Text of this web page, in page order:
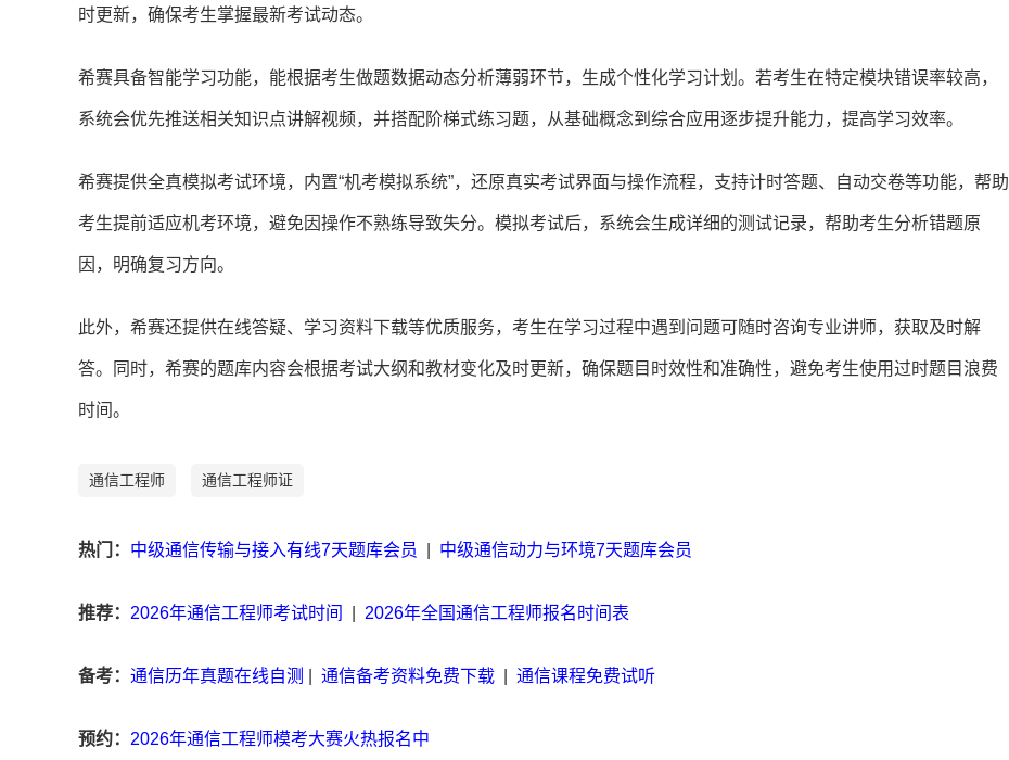
时更新，确保考生掌握最新考试动态。
希赛具备智能学习功能，能根据考生做题数据动态分析薄弱环节，生成个性化学习计划。若考生在特定模块错误率较高，
系统会优先推送相关知识点讲解视频，并搭配阶梯式练习题，从基础概念到综合应用逐步提升能力，提高学习效率。
希赛提供全真模拟考试环境，内置“机考模拟系统”，还原真实考试界面与操作流程，支持计时答题、自动交卷等功能，帮助
考生提前适应机考环境，避免因操作不熟练导致失分。模拟考试后，系统会生成详细的测试记录，帮助考生分析错题原
因，明确复习方向。
此外，希赛还提供在线答疑、学习资料下载等优质服务，考生在学习过程中遇到问题可随时咨询专业讲师，获取及时解
答。同时，希赛的题库内容会根据考试大纲和教材变化及时更新，确保题目时效性和准确性，避免考生使用过时题目浪费
时间。
通信工程师 通信工程师证
热门： 中级通信传输与接入有线7天题库会员 中级通信动力与环境7天题库会员
推荐： 2026年通信工程师考试时间 2026年全国通信工程师报名时间表
备考： 通信历年真题在线自测 通信备考资料免费下载 通信课程免费试听
预约： 2026年通信工程师模考大赛火热报名中